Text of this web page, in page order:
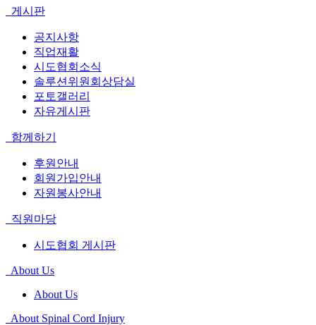
게시판
공지사항
직업재활
시도협회소식
솔루션위원회상담실
포토갤러리
자유게시판
함께하기
후원안내
회원가입안내
자원봉사안내
직원마당
시도협회 게시판
About Us
About Us
About Spinal Cord Injury